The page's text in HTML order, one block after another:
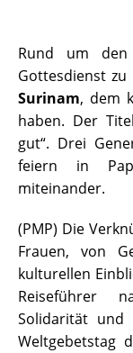
Rund um
Gottesdienst
Surinam, dem
haben. Der
gut“. Drei
feiern in
miteinander.
(PMP) Die
Frauen, von
kulturellen
Reiseführer
Solidarität
Weltgebetstag